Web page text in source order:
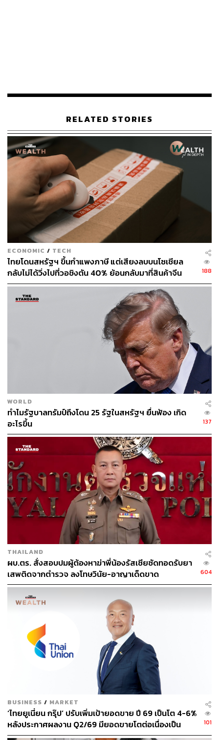
Mandon) ผู้บัญชาการทหารบกฝรั่งเศส เคยกล่าวในช่วงปลาย
เดือนพฤศจิกายนที่ผ่านมาว่า จุดอ่อนใหญ่ที่สุดของฝรั่งเศส
คือ การขาด ‘เจตจำนง’ ที่จะต่อสู้ในโลกแสนอันตรายปัจจุบัน
พร้อมย้ำให้ประเทศรับมือกับการสูญเสีย หากต้องสงครามกับ
รัสเซียในอีก 3-4 ปีข้างหน้า ซึ่งตามมาด้วยเสียงวิจารณ์จาก
ฝ่ายซ้ายว่า เป็นการยั่วยุ
นอกจากนี้ ฝรั่งเศส เนเธอร์แลนด์ และเบลเยียม ยังวางแผนนำ
‘ระบบรับราชการทหาร’ โดยสมัครใจ กลับมาใช้ในปี 2026
ซึ่งเคยยกเลิกไปแล้วตั้งแต่ปี 1996 โดย เอ็มมานูเอล มาครง
ประกาศว่า นี่คือแผนการตอบโต้รัสเซีย ซึ่งมักฉวยโอกาสจาก
ความอ่อนแอของประเทศอื่น
ภาพ:Le Grand Continent
อ้างอิง:
https://www.dw.com/en/half-of-europeans-see-high-ri
sk-of-war-with-russia-poll/a-75023986
https://legrandcontinent.eu/fr/eurobazooka-decembre
https://www.euronews.com/my-europe/2025/12/04/ov
er-two-thirds-of-europeans-say-their-country-cannot-t
ake-russia-on-militarily-new-poll-f
https://www.aljazeera.com/news/2025/12/4/most-ger
mans-french-see-high-risk-of-war-with-russia-survey-
shows
https://www.bbc.com/news/articles/ce91zvnrz0lo
TAGS: Emmanuel Macron
Poland
สงคราม Europe
ความกังวล
Belgium France
292
ABOUT THE AUTHOR
อัยย์ลดา แซ่โค้ว
Content Creator กองบรรณาธิการข่าวต่าง
ประเทศ THE STANDARD
RELATED STORIES
ECONOMIC / TECH
ไทยโดนสหรัฐฯ ขึ้นกำแพงภาษี แต่เสียงลบบนโซเชียล
กลับไม่ได้วิ่งไปที่วอชิงตัน 40% ย้อนกลับมาที่สินค้าจีน
ราคาถูกที่ทะลักจน SME ไทยสู้ไม่ไหว
188
WORLD
ทำไมรัฐบาลทรัมป์ถึงโดน 25 รัฐในสหรัฐฯ ยื่นฟ้อง เกิด
อะไรขึ้น
137
THAILAND
ผบ.ตร. สั่งสอบปมผู้ต้องหาฆ่าพี่น้องรัสเซียซัดทอดรับยา
เสพติดจากตำรวจ ลงโทษวินัย-อาญาเด็ดขาด
604
BUSINESS / MARKET
‘ไทยยูเนี่ยน กรุ๊ป’ ปรับเพิ่มเป้ายอดขาย ปี 69 เป็นโต 4-6%
หลังประกาศผลงาน Q2/69 มียอดขายโตต่อเนื่องเป็น
ไตรมาสที่ 4 แต่ลดงบลงทุนปีนี้ลงมาที่ 5,000-5,500
101